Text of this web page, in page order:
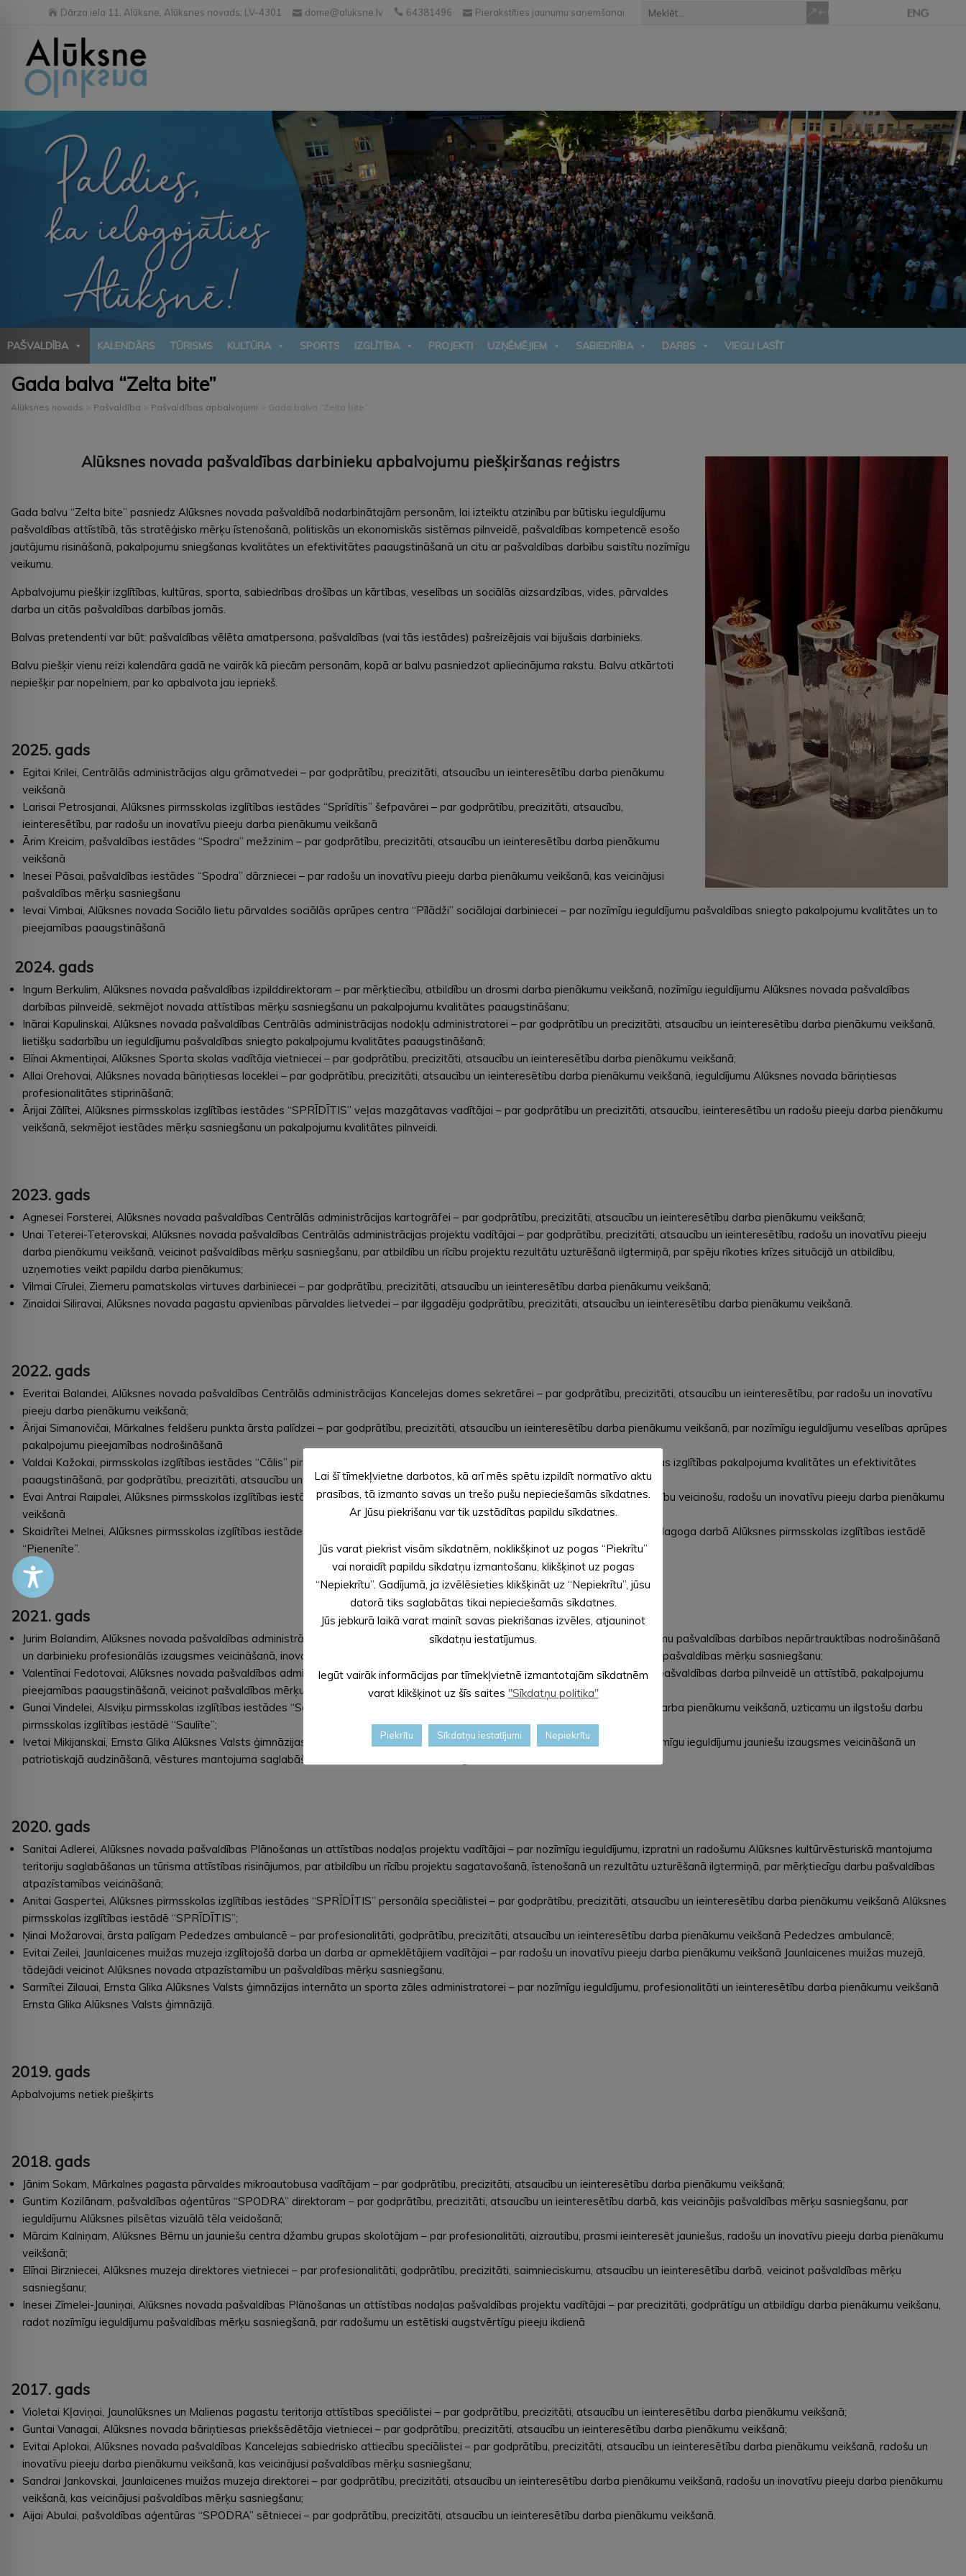
Dārza iela 11, Alūksne, Alūksnes novads, LV-4301 dome@aluksne.lv 64381496 Pierakstīties jaunumu saņemšanai
PAŠVALDĪBA KALENDĀRS TŪRISMS KULTŪRA SPORTS IZGLĪTĪBA PROJEKTI UZŅĒMĒJIEM SABIEDRĪBA DARBS VIEGLI LASĪT
Gada balva “Zelta bite”
Alūksnes novads > Pašvaldība > Pašvaldības apbalvojumi > Gada balva “Zelta bite”
Alūksnes novada pašvaldības darbinieku apbalvojumu piešķiršanas reģistrs
Gada balvu “Zelta bite” pasniedz Alūksnes novada pašvaldībā nodarbinātajām personām, lai izteiktu atzinību par būtisku ieguldījumu
pašvaldības attīstībā, tās stratēģisko mērķu īstenošanā, politiskās un ekonomiskās sistēmas pilnveidē, pašvaldības kompetencē esošo
jautājumu risināšanā, pakalpojumu sniegšanas kvalitātes un efektivitātes paaugstināšanā un citu ar pašvaldības darbību saistītu nozīmīgu
veikumu.
Apbalvojumu piešķir izglītības, kultūras, sporta, sabiedrības drošības un kārtības, veselības un sociālās aizsardzības, vides, pārvaldes
darba un citās pašvaldības darbības jomās.
Balvas pretendenti var būt: pašvaldības vēlēta amatpersona, pašvaldības (vai tās iestādes) pašreizējais vai bijušais darbinieks.
Balvu piešķir vienu reizi kalendāra gadā ne vairāk kā piecām personām, kopā ar balvu pasniedzot apliecinājuma rakstu. Balvu atkārtoti
nepiešķir par nopelniem, par ko apbalvota jau iepriekš.
2025. gads
Egitai Krilei, Centrālās administrācijas algu grāmatvedei – par godprātību, precizitāti, atsaucību un ieinteresētību darba pienākumu
veikšanā
Larisai Petrosjanai, Alūksnes pirmsskolas izglītības iestādes “Sprīdītis” šefpavārei – par godprātību, precizitāti, atsaucību,
ieinteresētību, par radošu un inovatīvu pieeju darba pienākumu veikšanā
Ārim Kreicim, pašvaldības iestādes “Spodra” mežzinim – par godprātību, precizitāti, atsaucību un ieinteresētību darba pienākumu
veikšanā
Inesei Pāsai, pašvaldības iestādes “Spodra” dārzniecei – par radošu un inovatīvu pieeju darba pienākumu veikšanā, kas veicinājusi
pašvaldības mērķu sasniegšanu
Ievai Vimbai, Alūksnes novada Sociālo lietu pārvaldes sociālās aprūpes centra “Pīlādži” sociālajai darbiniecei – par nozīmīgu ieguldījumu pašvaldības sniegto pakalpojumu kvalitātes un to
pieejamības paaugstināšanā
2024. gads
Ingum Berkulim, Alūksnes novada pašvaldības izpilddirektoram – par mērķtiecību, atbildību un drosmi darba pienākumu veikšanā, nozīmīgu ieguldījumu Alūksnes novada pašvaldības
darbības pilnveidē, sekmējot novada attīstības mērķu sasniegšanu un pakalpojumu kvalitātes paaugstināšanu;
Inārai Kapulinskai, Alūksnes novada pašvaldības Centrālās administrācijas nodokļu administratorei – par godprātību un precizitāti, atsaucību un ieinteresētību darba pienākumu veikšanā,
lietišķu sadarbību un ieguldījumu pašvaldības sniegto pakalpojumu kvalitātes paaugstināšanā;
Elīnai Akmentiņai, Alūksnes Sporta skolas vadītāja vietniecei – par godprātību, precizitāti, atsaucību un ieinteresētību darba pienākumu veikšanā;
Allai Orehovai, Alūksnes novada bāriņtiesas loceklei – par godprātību, precizitāti, atsaucību un ieinteresētību darba pienākumu veikšanā, ieguldījumu Alūksnes novada bāriņtiesas
profesionalitātes stiprināšanā;
Ārijai Zālītei, Alūksnes pirmsskolas izglītības iestādes “SPRĪDĪTIS” veļas mazgātavas vadītājai – par godprātību un precizitāti, atsaucību, ieinteresētību un radošu pieeju darba pienākumu
veikšanā, sekmējot iestādes mērķu sasniegšanu un pakalpojumu kvalitātes pilnveidi.
2023. gads
Agnesei Forsterei, Alūksnes novada pašvaldības Centrālās administrācijas kartogrāfei – par godprātību, precizitāti, atsaucību un ieinteresētību darba pienākumu veikšanā;
Unai Teterei-Teterovskai, Alūksnes novada pašvaldības Centrālās administrācijas projektu vadītājai – par godprātību, precizitāti, atsaucību un ieinteresētību, radošu un inovatīvu pieeju
darba pienākumu veikšanā, veicinot pašvaldības mērķu sasniegšanu, par atbildību un rīcību projektu rezultātu uzturēšanā ilgtermiņā, par spēju rīkoties krīzes situācijā un atbildību,
uzņemoties veikt papildu darba pienākumus;
Vilmai Cīrulei, Ziemeru pamatskolas virtuves darbiniecei – par godprātību, precizitāti, atsaucību un ieinteresētību darba pienākumu veikšanā;
Zinaidai Siliravai, Alūksnes novada pagastu apvienības pārvaldes lietvedei – par ilggadēju godprātību, precizitāti, atsaucību un ieinteresētību darba pienākumu veikšanā.
2022. gads
Everitai Balandei, Alūksnes novada pašvaldības Centrālās administrācijas Kancelejas domes sekretārei – par godprātību, precizitāti, atsaucību un ieinteresētību, par radošu un inovatīvu
pieeju darba pienākumu veikšanā;
Ārijai Simanovičai, Mārkalnes feldšeru punkta ārsta palīdzei – par godprātību, precizitāti, atsaucību un ieinteresētību darba pienākumu veikšanā, par nozīmīgu ieguldījumu veselības aprūpes
pakalpojumu pieejamības nodrošināšanā
Valdai Kažokai, pirmsskolas izglītības iestādes “Cālis” pirmsskolas izglītības skolotāja palīdzei – par būtisku ieguldījumu pirmsskolas izglītības pakalpojuma kvalitātes un efektivitātes
paaugstināšanā, par godprātību, precizitāti, atsaucību un ieinteresētību, radošu un inovatīvu pieeju darbā
Evai Antrai Raipalei, Alūksnes pirmsskolas izglītības iestādes “SPRĪDĪTIS” sētniecei – par ilggadēju, godprātīgu, atbildīgu, sadarbību veicinošu, radošu un inovatīvu pieeju darba pienākumu
veikšanā
Skaidrītei Melnei, Alūksnes pirmsskolas izglītības iestādes “Pienenīte” pirmsskolas izglītības skolotājai – par mūža ieguldījumu pedagoga darbā Alūksnes pirmsskolas izglītības iestādē
“Pienenīte”.
2021. gads
Jurim Balandim, Alūksnes novada pašvaldības administrācijas Informācijas tehnoloģiju nodaļas vadītājam – par nozīmīgu ieguldījumu pašvaldības darbības nepārtrauktības nodrošināšanā
un darbinieku profesionālās izaugsmes veicināšanā, inovatīvu un mūsdienīgu pieeju informācijas tehnoloģiju izmantošanā, veicinot pašvaldības mērķu sasniegšanu;
Valentīnai Fedotovai, Alūksnes novada pašvaldības administrācijas Grāmatvedības nodaļas vadītājai – par nozīmīgu ieguldījumu pašvaldības darba pilnveidē un attīstībā, pakalpojumu
pieejamības paaugstināšanā, veicinot pašvaldības mērķu sasniegšanu;
Gunai Vindelei, Alsviķu pirmsskolas izglītības iestādes “Saulīte” pavārei – par godprātību, precizitāti, atsaucību un ieinteresētību darba pienākumu veikšanā, uzticamu un ilgstošu darbu
pirmsskolas izglītības iestādē “Saulīte”;
Ivetai Mikijanskai, Ernsta Glika Alūksnes Valsts ģimnāzijas skolotājai – par profesionalitāti un ieinteresētību pedagoga darbā, nozīmīgu ieguldījumu jauniešu izaugsmes veicināšanā un
patriotiskajā audzināšanā, vēstures mantojuma saglabāšanā un sabiedrisko aktivitāšu organizēšanā.
2020. gads
Sanitai Adlerei, Alūksnes novada pašvaldības Plānošanas un attīstības nodaļas projektu vadītājai – par nozīmīgu ieguldījumu, izpratni un radošumu Alūksnes kultūrvēsturiskā mantojuma
teritoriju saglabāšanas un tūrisma attīstības risinājumos, par atbildību un rīcību projektu sagatavošanā, īstenošanā un rezultātu uzturēšanā ilgtermiņā, par mērķtiecīgu darbu pašvaldības
atpazīstamības veicināšanā;
Anitai Gaspertei, Alūksnes pirmsskolas izglītības iestādes “SPRĪDĪTIS” personāla speciālistei – par godprātību, precizitāti, atsaucību un ieinteresētību darba pienākumu veikšanā Alūksnes
pirmsskolas izglītības iestādē “SPRĪDĪTIS”;
Ņinai Možarovai, ārsta palīgam Pededzes ambulancē – par profesionalitāti, godprātību, precizitāti, atsaucību un ieinteresētību darba pienākumu veikšanā Pededzes ambulancē;
Evitai Zeilei, Jaunlaicenes muižas muzeja izglītojošā darba un darba ar apmeklētājiem vadītājai – par radošu un inovatīvu pieeju darba pienākumu veikšanā Jaunlaicenes muižas muzejā,
tādejādi veicinot Alūksnes novada atpazīstamību un pašvaldības mērķu sasniegšanu,
Sarmītei Zilauai, Ernsta Glika Alūksnes Valsts ģimnāzijas internāta un sporta zāles administratorei – par nozīmīgu ieguldījumu, profesionalitāti un ieinteresētību darba pienākumu veikšanā
Ernsta Glika Alūksnes Valsts ģimnāzijā.
2019. gads
Apbalvojums netiek piešķirts
2018. gads
Jānim Sokam, Mārkalnes pagasta pārvaldes mikroautobusa vadītājam – par godprātību, precizitāti, atsaucību un ieinteresētību darba pienākumu veikšanā;
Guntim Kozilānam, pašvaldības aģentūras “SPODRA” direktoram – par godprātību, precizitāti, atsaucību un ieinteresētību darbā, kas veicinājis pašvaldības mērķu sasniegšanu, par
ieguldījumu Alūksnes pilsētas vizuālā tēla veidošanā;
Mārcim Kalniņam, Alūksnes Bērnu un jauniešu centra džambu grupas skolotājam – par profesionalitāti, aizrautību, prasmi ieinteresēt jauniešus, radošu un inovatīvu pieeju darba pienākumu
veikšanā;
Elīnai Birzniecei, Alūksnes muzeja direktores vietniecei – par profesionalitāti, godprātību, precizitāti, saimnieciskumu, atsaucību un ieinteresētību darbā, veicinot pašvaldības mērķu
sasniegšanu;
Inesei Zīmelei-Jauniņai, Alūksnes novada pašvaldības Plānošanas un attīstības nodaļas pašvaldības projektu vadītājai – par precizitāti, godprātīgu un atbildīgu darba pienākumu veikšanu,
radot nozīmīgu ieguldījumu pašvaldības mērķu sasniegšanā, par radošumu un estētiski augstvērtīgu pieeju ikdienā
2017. gads
Violetai Kļaviņai, Jaunalūksnes un Malienas pagastu teritorija attīstības speciālistei – par godprātību, precizitāti, atsaucību un ieinteresētību darba pienākumu veikšanā;
Guntai Vanagai, Alūksnes novada bāriņtiesas priekšsēdētāja vietniecei – par godprātību, precizitāti, atsaucību un ieinteresētību darba pienākumu veikšanā;
Evitai Aplokai, Alūksnes novada pašvaldības Kancelejas sabiedrisko attiecību speciālistei – par godprātību, precizitāti, atsaucību un ieinteresētību darba pienākumu veikšanā, radošu un
inovatīvu pieeju darba pienākumu veikšanā, kas veicinājusi pašvaldības mērķu sasniegšanu;
Sandrai Jankovskai, Jaunlaicenes muižas muzeja direktorei – par godprātību, precizitāti, atsaucību un ieinteresētību darba pienākumu veikšanā, radošu un inovatīvu pieeju darba pienākumu
veikšanā, kas veicinājusi pašvaldības mērķu sasniegšanu;
Aijai Abulai, pašvaldības aģentūras “SPODRA” sētniecei – par godprātību, precizitāti, atsaucību un ieinteresētību darba pienākumu veikšanā.
Lai šī tīmekļvietne darbotos, kā arī mēs spētu izpildīt normatīvo aktu
prasības, tā izmanto savas un trešo pušu nepieciešamās sīkdatnes.
Ar Jūsu piekrišanu var tik uzstādītas papildu sīkdatnes.
Jūs varat piekrist visām sīkdatnēm, noklikšķinot uz pogas “Piekrītu”
vai noraidīt papildu sīkdatņu izmantošanu, klikšķinot uz pogas
“Nepiekrītu”. Gadījumā, ja izvēlēsieties klikšķināt uz “Nepiekrītu”, jūsu
datorā tiks saglabātas tikai nepieciešamās sīkdatnes.
Jūs jebkurā laikā varat mainīt savas piekrišanas izvēles, atjauninot
sīkdatņu iestatījumus.
Iegūt vairāk informācijas par tīmekļvietnē izmantotajām sīkdatnēm
varat klikšķinot uz šīs saites "Sīkdatņu politika"
Piekrītu Sīkdatņu iestatījumi Nepiekrītu